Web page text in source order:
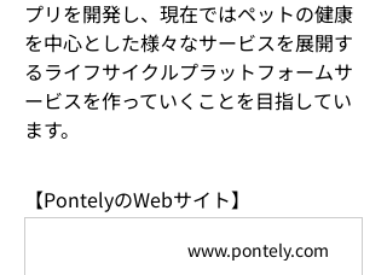
プリを開発し、現在ではペットの健康
を中心とした様々なサービスを展開す
るライフサイクルプラットフォームサ
ービスを作っていくことを目指してい
ます。
【PontelyのWebサイト】
www.pontely.com